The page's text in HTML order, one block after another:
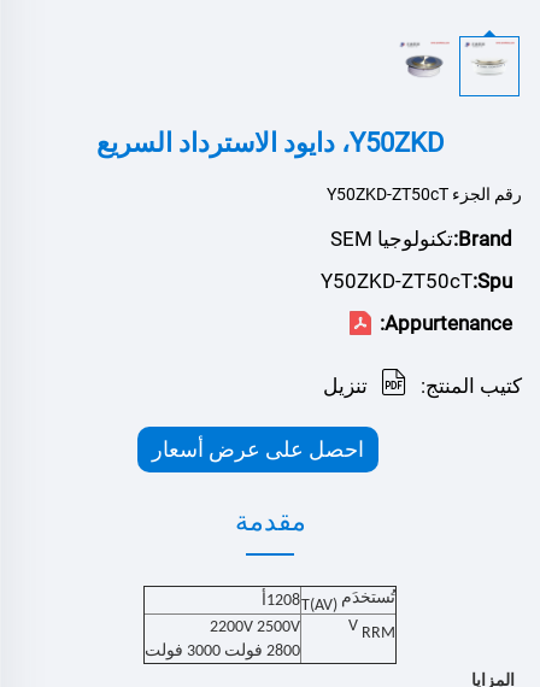
Y50ZKD، دايود الاسترداد السريع
رقم الجزء Y50ZKD-ZT50cT
Brand: تكنولوجيا SEM
Spu:
Y50ZKD-ZT50cT
Appurtenance:
كتيب المنتج: تنزيل
احصل على عرض أسعار
مقدمة
تُستخدَم T(AV)
1208أ
V RRM
2200V 2500V
2800 فولت 3000 فولت
المزايا